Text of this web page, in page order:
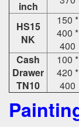
inch
HS15
NK
150 *
400 *
400
Cash
Drawer
TN10
100 *
420 *
400